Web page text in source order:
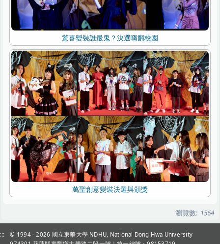
驚喜變裝誰最鬼？決選嗨翻校園
萬聖創意變裝決選與頒獎
瀏覽數: 1564
::: © 1994 - 2026 國立東華大學 NDHU, National Dong Hwa University